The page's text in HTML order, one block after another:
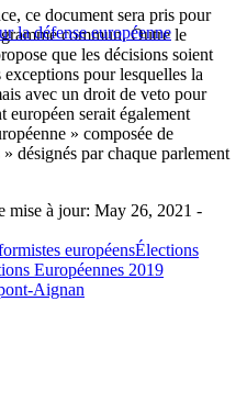
la défense européenne
ce document sera pris pour
commun. Outre le
que les décisions soient
pour lesquelles la
avec un droit de veto pour
européen serait également
» composée de
désignés par chaque parlement
mise à jour: May 26, 2021 -
européensÉlections
Européennes 2019
Aignan